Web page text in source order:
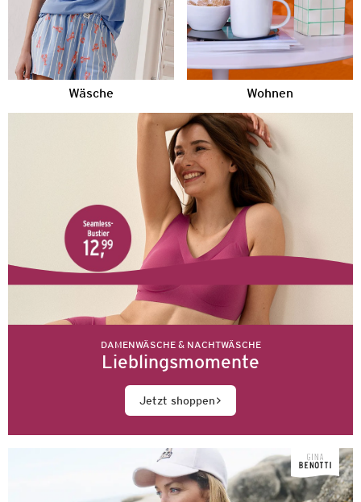
Wäsche Wohnen
DAMENWÄSCHE & NACHTWÄSCHE
Lieblingsmomente
Jetzt shoppen